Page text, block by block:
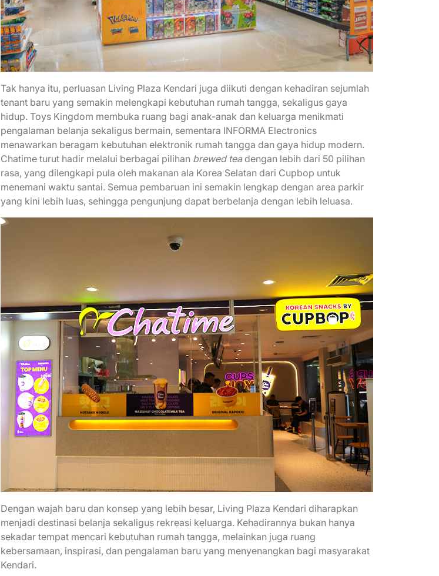
Tak hanya itu, perluasan Living Plaza Kendari juga diikuti dengan kehadiran sejumlah
tenant baru yang semakin melengkapi kebutuhan rumah tangga, sekaligus gaya
hidup. Toys Kingdom membuka ruang bagi anak-anak dan keluarga menikmati
pengalaman belanja sekaligus bermain, sementara INFORMA Electronics
menawarkan beragam kebutuhan elektronik rumah tangga dan gaya hidup modern.
Chatime turut hadir melalui berbagai pilihan brewed teadengan lebih dari 50 pilihan
rasa, yang dilengkapi pula oleh makanan ala Korea Selatan dari Cupbop untuk
menemani waktu santai. Semua pembaruan ini semakin lengkap dengan area parkir
yang kini lebih luas, sehingga pengunjung dapat berbelanja dengan lebih leluasa.
Dengan wajah baru dan konsep yang lebih besar, Living Plaza Kendari diharapkan
menjadi destinasi belanja sekaligus rekreasi keluarga. Kehadirannya bukan hanya
sekadar tempat mencari kebutuhan rumah tangga, melainkan juga ruang
kebersamaan, inspirasi, dan pengalaman baru yang menyenangkan bagi masyarakat
Kendari.